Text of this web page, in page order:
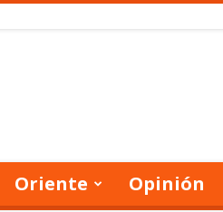
Oriente Opinión